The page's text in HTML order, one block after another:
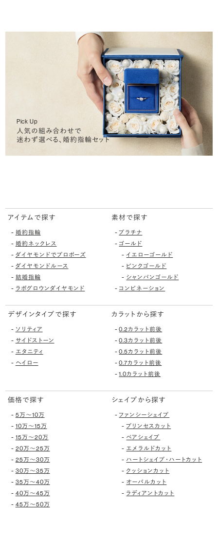
Pick Up
人気の組み合わせで
迷わず選べる、婚約指輪セット
アイテムで探す
- 婚約指輪
- 婚約ネックレス
- ダイヤモンドでプロポーズ
- ダイヤモンドルース
- 結婚指輪
- ラボグロウンダイヤモンド
素材で探す
-プラチナ
- ゴールド
-イエローゴールド
- ピンクゴールド
- シャンパンゴールド
- コンビネーション
デザインタイプで探す
- ソリティア
- サイドストーン
- エタニティ
- ヘイロー
カラットから探す
-0.2カラット前後
-0.3カラット前後
-0.5カラット前後
-0.7カラット前後
-1.0カラット前後
価格で探す
- 5万〜10万
- 10万〜15万
- 15万〜20万
- 20万〜25万
- 25万〜30万
- 30万〜35万
- 35万〜40万
- 40万〜45万
- 45万〜50万
シェイプから探す
- ファンシーシェイプ
-プリンセスカット
- ペアシェイプ
- エメラルドカット
- ハートシェイプ・ハートカット
- クッションカット
- オーバルカット
- ラディアントカット